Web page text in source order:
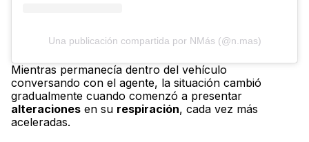
Una publicación compartida por NMás (@n.mas)
Mientras permanecía dentro del vehículo
conversando con el agente, la situación cambió
gradualmente cuando comenzó a presentar
alteraciones en su respiración, cada vez más
aceleradas.